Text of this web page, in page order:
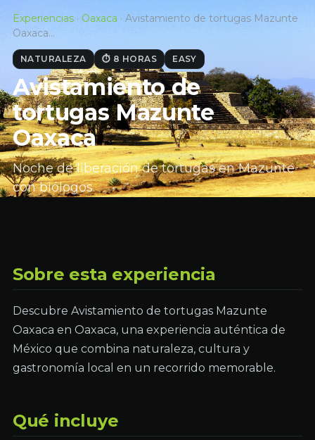
Experiencias · Oaxaca · Avistamiento de tortugas Mazunte
Oaxaca…
NATURALEZA ⏱ 8 HORAS EASY
Avistamiento de
tortugas Mazunte
Oaxaca
Noche de liberación de tortugas en Mazunte
con biólogos.
Sobre esta experiencia
Descubre Avistamiento de tortugas Mazunte
Oaxaca en Oaxaca, una experiencia auténtica de
México que combina naturaleza, cultura y
gastronomía local en un recorrido memorable.
Qué incluye